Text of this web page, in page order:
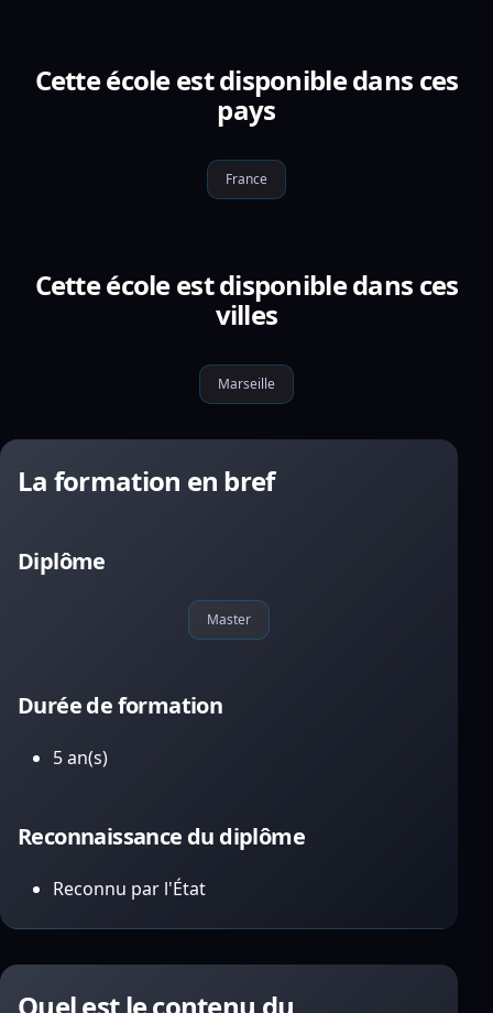
Cette école est disponible dans ces
pays
France
Cette école est disponible dans ces
villes
Marseille
La formation en bref
Diplôme
Master
Durée de formation
5 an(s)
Reconnaissance du diplôme
Reconnu par l'État